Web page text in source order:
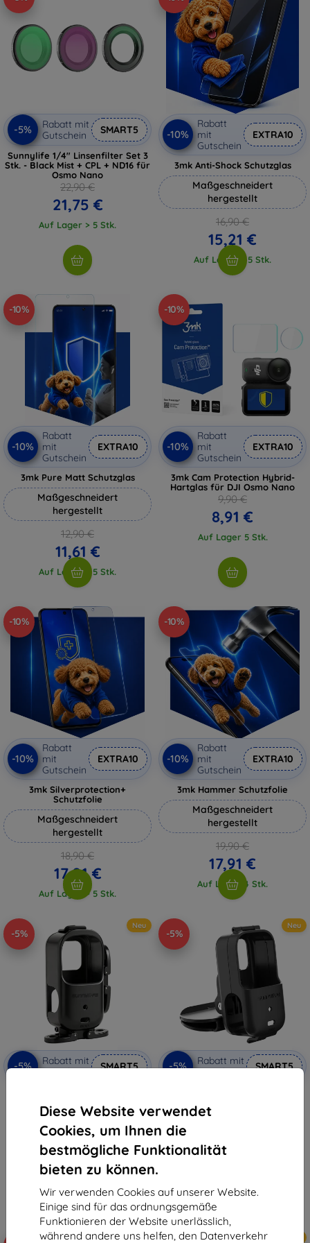
Diese Website verwendet
Cookies, um Ihnen die
bestmögliche Funktionalität
bieten zu können.
Wir verwenden Cookies auf unserer Website.
Einige sind für das ordnungsgemäße
Funktionieren der Website unerlässlich,
während andere uns helfen, den Datenverkehr
-5%
Rabatt mit
Gutschein
SMART5
Sunnylife 1/4" Linsenfilter Set 3
Stk. - Black Mist + CPL + ND16 für
Osmo Nano
22,90 €
21,75 €
Auf Lager > 5 Stk.
-10%
Rabatt
mit
Gutschein
EXTRA10
3mk Anti-Shock Schutzglas
Maßgeschneidert
hergestellt
16,90 €
15,21 €
Auf Lager > 5 Stk.
-10%
-10%
Rabatt
mit
Gutschein
EXTRA10
3mk Pure Matt Schutzglas
Maßgeschneidert
hergestellt
12,90 €
11,61 €
Auf Lager > 5 Stk.
-10%
-10%
Rabatt
mit
Gutschein
EXTRA10
3mk Cam Protection Hybrid-
Hartglas für DJI Osmo Nano
9,90 €
8,91 €
Auf Lager 5 Stk.
-10%
-10%
Rabatt
mit
Gutschein
EXTRA10
3mk Silverprotection+
Schutzfolie
Maßgeschneidert
hergestellt
18,90 €
17,01 €
Auf Lager > 5 Stk.
-10%
-10%
Rabatt
mit
Gutschein
EXTRA10
3mk Hammer Schutzfolie
Maßgeschneidert
hergestellt
19,90 €
17,91 €
Auf Lager 4 Stk.
-5%
Neu
-5%
Rabatt mit
Gutschein
SMART5
12,90 €
12,26 €
Auf Lager > 5 Stk.
-5%
Neu
-5%
Rabatt mit
Gutschein
SMART5
Auf Lager > 5 Stk.
Neu